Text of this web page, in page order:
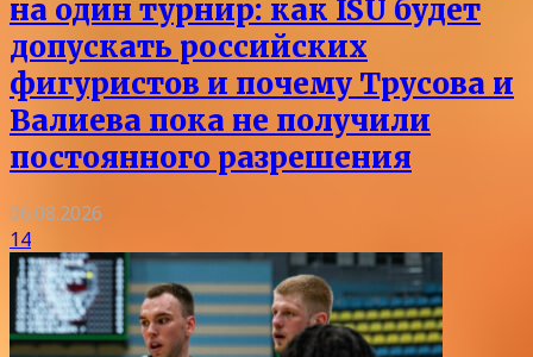
на один турнир: как ISU будет
допускать российских
фигуристов и почему Трусова и
Валиева пока не получили
постоянного разрешения
06.08.2026
14